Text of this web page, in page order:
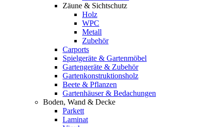
Zäune & Sichtschutz
Holz
WPC
Metall
Zubehör
Carports
Spielgeräte & Gartenmöbel
Gartengeräte & Zubehör
Gartenkonstruktionsholz
Beete & Pflanzen
Gartenhäuser & Bedachungen
Boden, Wand & Decke
Parkett
Laminat